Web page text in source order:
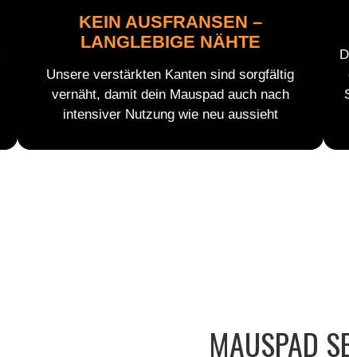
KEIN AUSFRANSEN –
LANGLEBIGE NÄHTE
Unsere verstärkten Kanten sind sorgfältig
vernäht, damit dein Mauspad auch nach
intensiver Nutzung wie neu aussieht
MAUSPAD